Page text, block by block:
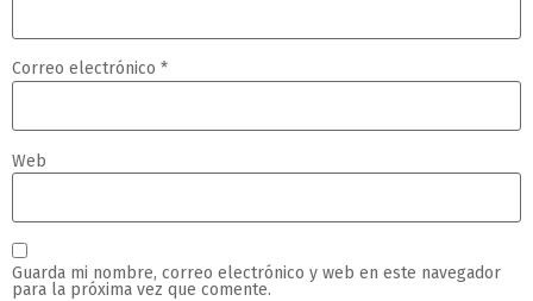
Correo electrónico *
Web
Guarda mi nombre, correo electrónico y web en este navegador
para la próxima vez que comente.